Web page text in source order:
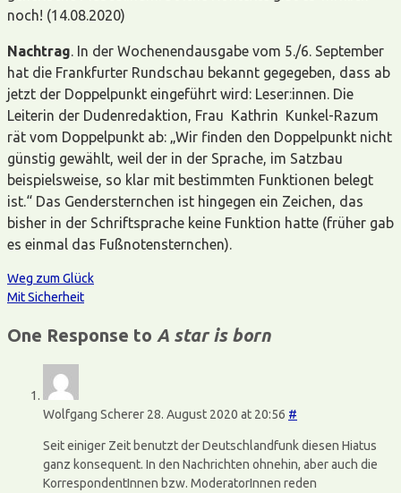
noch! (14.08.2020)
Nachtrag . In der Wochenendausgabe vom 5./6. September
hat die Frankfurter Rundschau bekannt gegegeben, dass ab
jetzt der Doppelpunkt eingeführt wird: Leser:innen. Die
Leiterin der Dudenredaktion, Frau Kathrin Kunkel-Razum
rät vom Doppelpunkt ab: „Wir finden den Doppelpunkt nicht
günstig gewählt, weil der in der Sprache, im Satzbau
beispielsweise, so klar mit bestimmten Funktionen belegt
ist.“ Das Gendersternchen ist hingegen ein Zeichen, das
bisher in der Schriftsprache keine Funktion hatte (früher gab
es einmal das Fußnotensternchen).
Weg zum Glück
Mit Sicherheit
One Response to A star is born
Wolfgang Scherer 28. August 2020 at 20:56 #
Seit einiger Zeit benutzt der Deutschlandfunk diesen Hiatus
ganz konsequent. In den Nachrichten ohnehin, aber auch die
KorrespondentInnen bzw. ModeratorInnen reden